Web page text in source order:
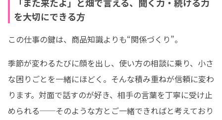
を大切にできる方
この仕事の鍵は、商品知識よりも“関係づくり”。
季節が変わるたびに顔を出し、使い方の相談に乗り、小さ
な困りごとを一緒にほどく。そんな積み重ねが信頼に変わ
ります。対面で話すのが好き、相手の言葉を丁寧に受け止
められる──そのような方とご一緒できればと考えており